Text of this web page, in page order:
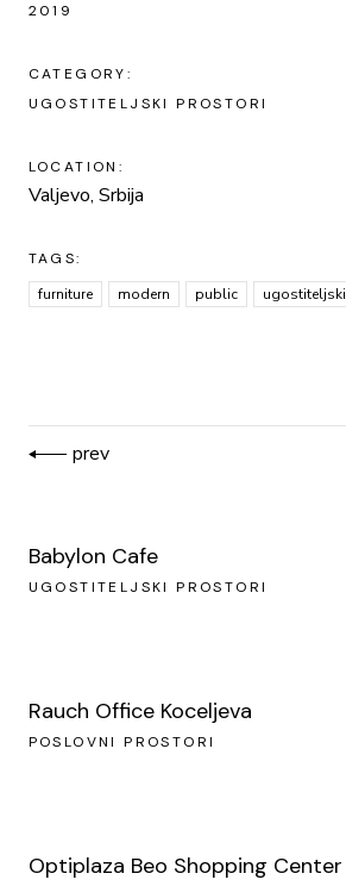
2019
CATEGORY:
UGOSTITELJSKI PROSTORI
LOCATION:
Valjevo, Srbija
TAGS:
furniture
modern public ugostiteljski
prev
Babylon Cafe
UGOSTITELJSKI PROSTORI
Rauch Office Koceljeva
POSLOVNI PROSTORI
Optiplaza Beo Shopping Center